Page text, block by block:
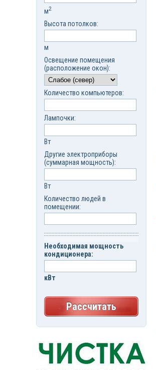
м2
Высота потолков:
м
Освещение помещения
(расположение окон):
Количество компьютеров:
Лампочки:
Вт
Другие электроприборы
(суммарная мощность):
Вт
Количество людей в
помещении:
Необходимая мощность
кондиционера:
кВт
Рассчитать